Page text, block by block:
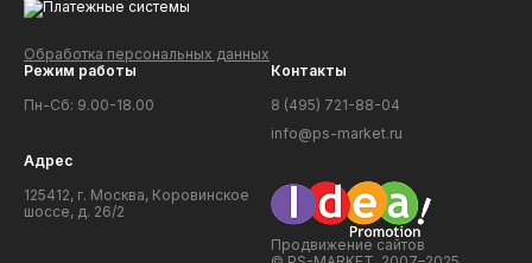
Обработка персональных данных
Режим работы
Пн-Сб: 9.00-18.00
Контакты
8 (495) 721-88-04
info@ps-market.ru
Адрес
125412, г. Москва, Коровинское
шоссе, д. 26/2
Продвижение сайтов